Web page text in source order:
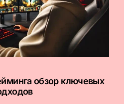
обзор ключевых